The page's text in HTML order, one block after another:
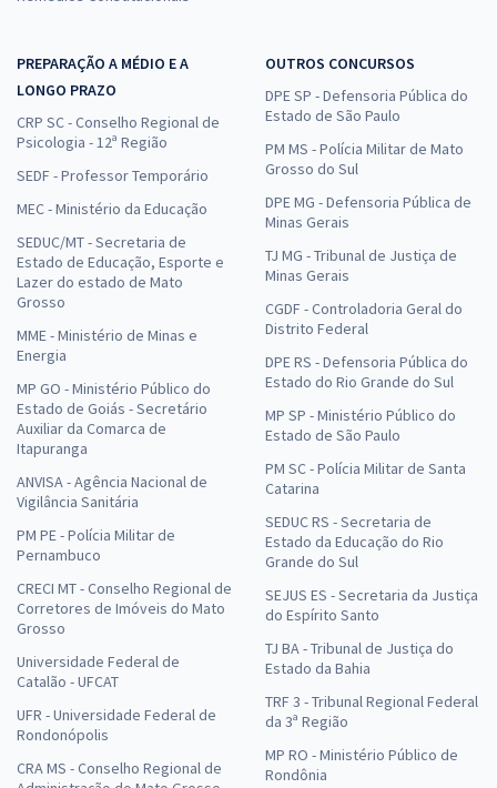
PREPARAÇÃO A MÉDIO E A
LONGO PRAZO
CRP SC - Conselho Regional de
Psicologia - 12ª Região
SEDF - Professor Temporário
MEC - Ministério da Educação
SEDUC/MT - Secretaria de
Estado de Educação, Esporte e
Lazer do estado de Mato
Grosso
MME - Ministério de Minas e
Energia
MP GO - Ministério Público do
Estado de Goiás - Secretário
Auxiliar da Comarca de
Itapuranga
ANVISA - Agência Nacional de
Vigilância Sanitária
PM PE - Polícia Militar de
Pernambuco
CRECI MT - Conselho Regional de
Corretores de Imóveis do Mato
Grosso
Universidade Federal de
Catalão - UFCAT
UFR - Universidade Federal de
Rondonópolis
CRA MS - Conselho Regional de
OUTROS CONCURSOS
DPE SP - Defensoria Pública do
Estado de São Paulo
PM MS - Polícia Militar de Mato
Grosso do Sul
DPE MG - Defensoria Pública de
Minas Gerais
TJ MG - Tribunal de Justiça de
Minas Gerais
CGDF - Controladoria Geral do
Distrito Federal
DPE RS - Defensoria Pública do
Estado do Rio Grande do Sul
MP SP - Ministério Público do
Estado de São Paulo
PM SC - Polícia Militar de Santa
Catarina
SEDUC RS - Secretaria de
Estado da Educação do Rio
Grande do Sul
SEJUS ES - Secretaria da Justiça
do Espírito Santo
TJ BA - Tribunal de Justiça do
Estado da Bahia
TRF 3 - Tribunal Regional Federal
da 3ª Região
MP RO - Ministério Público de
Rondônia